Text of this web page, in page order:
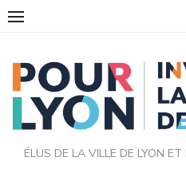
Skip
ÉLUS DE LA VILLE DE LYON